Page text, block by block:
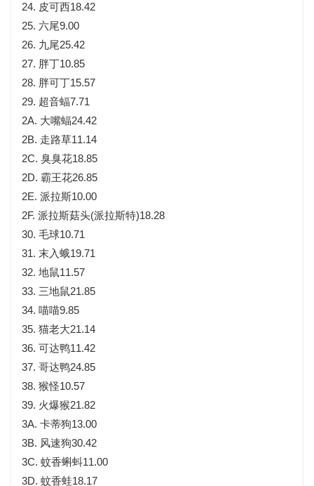
24. 皮可西18.42
25. 六尾9.00
26. 九尾25.42
27. 胖丁10.85
28. 胖可丁15.57
29. 超音蝠7.71
2A. 大嘴蝠24.42
2B. 走路草11.14
2C. 臭臭花18.85
2D. 霸王花26.85
2E. 派拉斯10.00
2F. 派拉斯菇头(派拉斯特)18.28
30. 毛球10.71
31. 末入蛾19.71
32. 地鼠11.57
33. 三地鼠21.85
34. 喵喵9.85
35. 猫老大21.14
36. 可达鸭11.42
37. 哥达鸭24.85
38. 猴怪10.57
39. 火爆猴21.82
3A. 卡蒂狗13.00
3B. 风速狗30.42
3C. 蚊香蝌蚪11.00
3D. 蚊香蛙18.17